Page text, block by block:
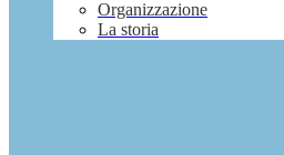
Organizzazione
La storia